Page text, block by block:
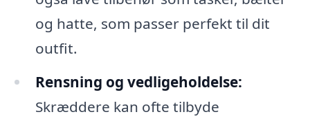
og hatte, som passer perfekt til dit
outfit.
Rensning og vedligeholdelse:
Skræddere kan ofte tilbyde